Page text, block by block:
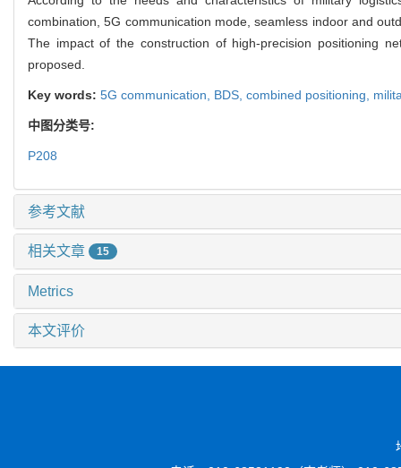
combination, 5G communication mode, seamless indoor and
The impact of the construction of high-precision positioning
proposed.
Key words: 5G communication, BDS, combined positioning,
中图分类号:
P208
参考文献
相关文章 15
Metrics
本文评价